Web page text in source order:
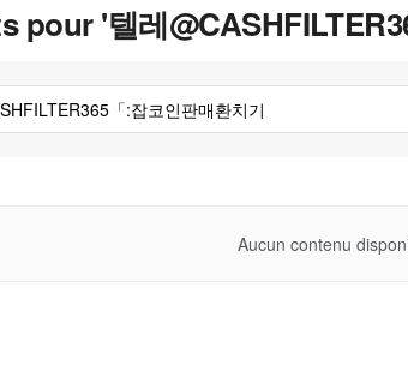
pour '텔레
Aucun contenu